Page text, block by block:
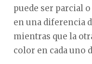
puede ser parcial
en una diferencia
mientras que la
color en cada uno